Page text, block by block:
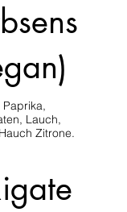
Paprika,
Lauch,
Zitrone.